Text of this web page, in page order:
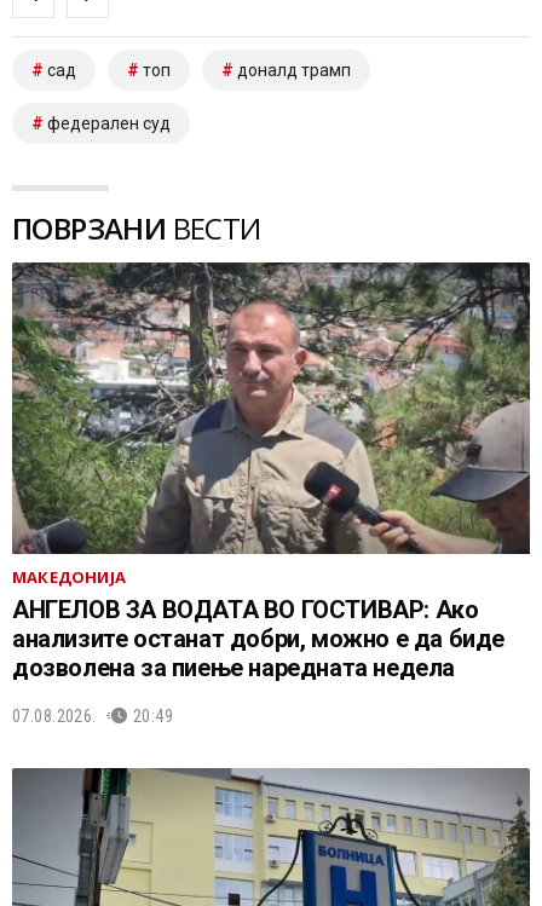
сад топ доналд трамп
федерален суд
ПОВРЗАНИ ВЕСТИ
МАКЕДОНИЈА
АНГЕЛОВ ЗА ВОДАТА ВО ГОСТИВАР: Ако
анализите останат добри, можно е да биде
дозволена за пиење наредната недела
07.08.2026. 20:49